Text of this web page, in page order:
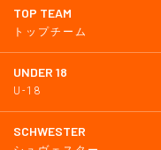
TOP TEAM
トップチーム
UNDER 18
U-18
SCHWESTER